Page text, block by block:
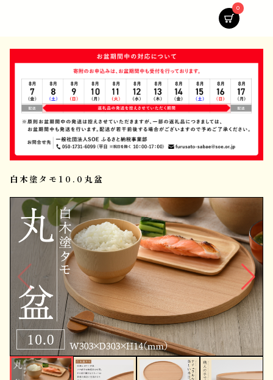
0
白木塗タモ10.0丸盆